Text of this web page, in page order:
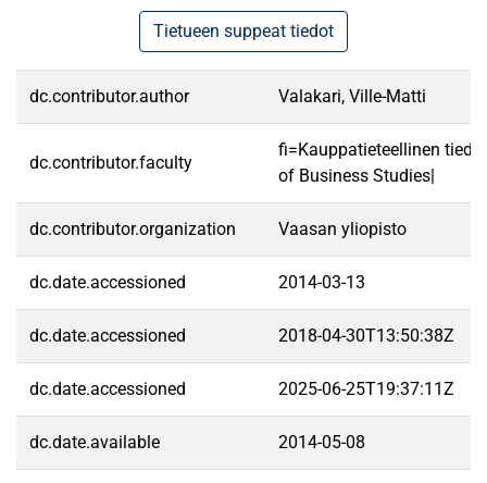
Tietueen suppeat tiedot
dc.contributor.author Valakari, Ville-Matti
dc.contributor.faculty
fi=Kauppatieteellinen
of Business Studies|
dc.contributor.organization Vaasan yliopisto
dc.date.accessioned 2014-03-13
dc.date.accessioned 2018-04-30T13:50:38Z
dc.date.accessioned 2025-06-25T19:37:11Z
dc.date.available 2014-05-08